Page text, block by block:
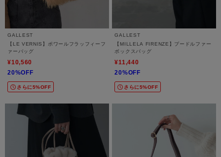
GALLEST
【LE VERNIS】ポワールフラッフィーフ
ァーバッグ
¥10,560
20%OFF
さらに5%OFF
GALLEST
【MILLELA FIRENZE】プードルファー
ボックスバッグ
¥11,440
20%OFF
さらに5%OFF